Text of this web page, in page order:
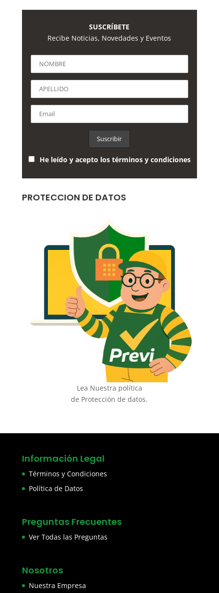
SUSCRÍBETE
Recibe Noticias, Novedades y Eventos
He leído y acepto los términos y condiciones
PROTECCION DE DATOS
Lea Nuestra política
de Protección de datos.
Información Legal
Términos y Condiciones
Política de Datos
Preguntas Frecuentes
Ver Todas las Preguntas
Nosotros
Nuestra Empresa